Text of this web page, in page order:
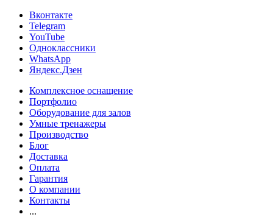
Вконтакте
Telegram
YouTube
Одноклассники
WhatsApp
Яндекс.Дзен
Комплексное оснащение
Портфолио
Оборудование для залов
Умные тренажеры
Производство
Блог
Доставка
Оплата
Гарантия
О компании
Контакты
...